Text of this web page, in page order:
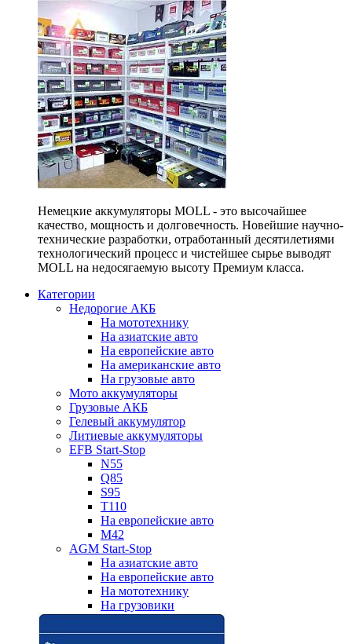
Немецкие аккумуляторы MOLL - это высочайшее
качество, мощность и долговечность. Новейшие научно-
технические разработки, отработанный десятилетиями
технологический процесс и чистейшее сырье выводят
MOLL на недосягаемую высоту Премиум класса.
Категории
Недорогие АКБ
На мототехнику
На азиатские авто
На европейские авто
На американские авто
На грузовые авто
Мото аккумуляторы
Грузовые АКБ
Гелевый аккумулятор
Литиевые аккумуляторы
EFB Start-Stop
N55
Q85
S95
T110
На европейские авто
M42
AGM Start-Stop
На азиатские авто
На европейские авто
На мототехнику
На грузовики